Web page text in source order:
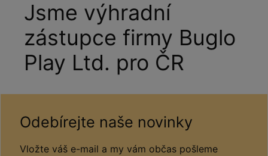
Jsme výhradní
zástupce firmy Buglo
Play Ltd. pro ČR
Odebírejte naše novinky
Vložte váš e-mail a my vám občas pošleme